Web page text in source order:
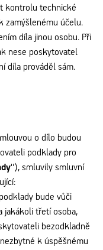
kontrolu technické
zamýšlenému účelu.
díla jinou osobu. Při
nese poskytovatel
díla prováděl sám.
o dílo budou
podklady pro
''), smluvily smluvní
bude vůči
jakákoli třetí osoba,
bezodkladně
k úspěšnému